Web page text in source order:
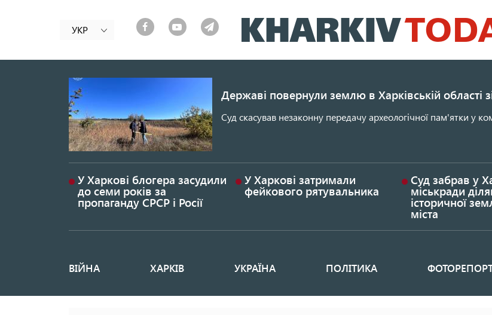
до
основного
УКР
Державі повернули землю в Харківській області
Суд скасував незаконну передачу археологічної пам'ятки у
У Харкові блогера засудили
до семи років за
пропаганду СРСР і Росії
У Харкові затримали
фейкового рятувальника
Суд забрав у
міськради
історичної
міста
Основная
ВІЙНА ХАРКІВ УКРАЇНА ПОЛІТИКА